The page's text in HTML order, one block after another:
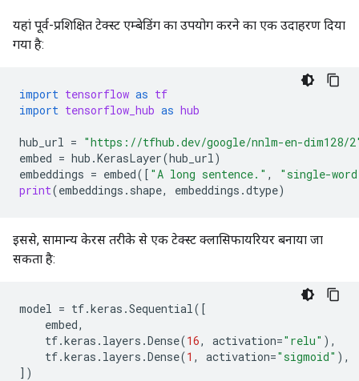
यहां पूर्व-प्रशिक्षित टेक्स्ट एम्बेडिंग का उपयोग करने का एक उदाहरण दिया
गया है:
import tensorflow as tf
import tensorflow_hub as hub
hub_url = "https://tfhub.dev/google/nnlm-en-dim128/
embed = hub .KerasLayer(hub_url)
embeddings = embed([ "A long sentence." ,
"single-
print(embeddings . shape, embeddings .dtype)
इससे, सामान्य केरस तरीके से एक टेक्स्ट क्लासिफायरियर बनाया जा
सकता है:
model = tf.keras .Sequential([
embed,
tf.keras . layers .Dense(16, activation="relu" ),
tf.keras . layers .Dense(1 , activation="sigmoid" ),
])